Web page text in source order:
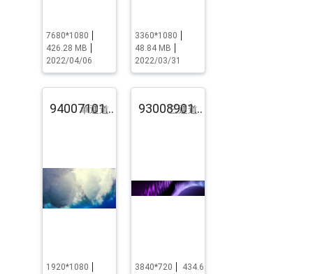
7680*1080
426.28 MB
2022/04/06
3360*1080
48.84 MB
2022/03/31
94007101.pst.zip
单通道
1920*1080
93008901.pst.zip
三通道
3840*720
434.6